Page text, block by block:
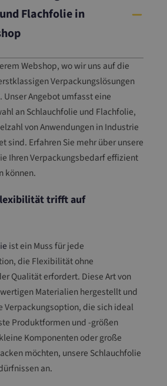
Flachfolie in
Webshop, wo wir uns auf die
Verpackungslösungen
Angebot umfasst eine
an Schlauchfolie und Flachfolie,
von Anwendungen in Industrie
sind. Erfahren Sie mehr über unsere
Ihren Verpackungsbedarf effizient
können.
trifft auf
ist ein Muss für jede
die Flexibilität ohne
Qualität erfordert. Diese Art von
Materialien hergestellt und
Verpackungsoption, die sich ideal
Produktformen und -größen
Komponenten oder große
möchten, unsere Schlauchfolie
an.